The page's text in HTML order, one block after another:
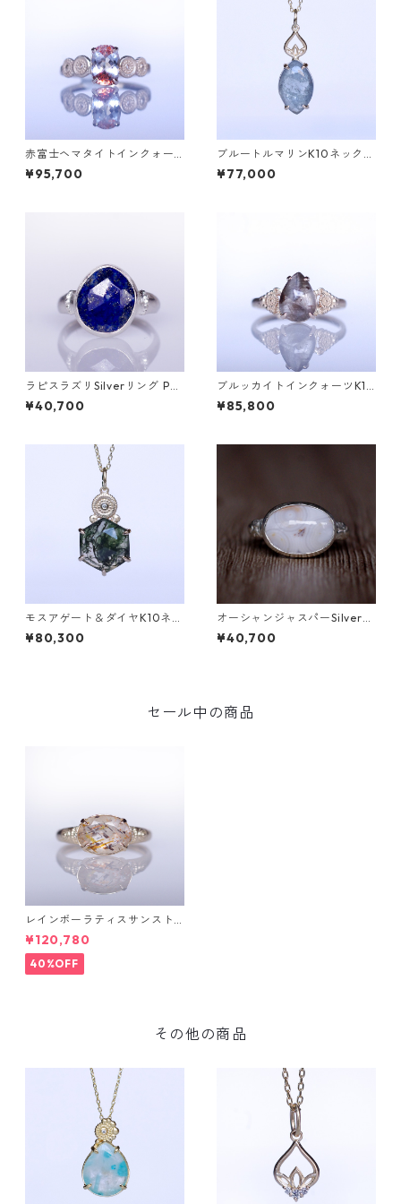
赤富士ヘマタイトインクォー
ツK10リング DAHMA(ダーマ)
[D052]
¥95,700
ブルートルマリンK10ネックレ
ス HASU(ハス) [H001]
¥77,000
ラピスラズリSilverリング PA
O(パオ）[P002]
¥40,700
ブルッカイトインクォーツK10
リング MALWA (マルワ)[M24
4]
¥85,800
モスアゲート＆ダイヤK10ネッ
クレス DAHMA(ダーマ) [D01
7]
¥80,300
オーシャンジャスパーSilverリ
ング EPA(エパ）[E001]
¥40,700
セール中の商品
レインボーラティスサンスト
ーン＆ダイヤK10リング FATA
(ファタ）[F019]
¥120,780
40%OFF
その他の商品